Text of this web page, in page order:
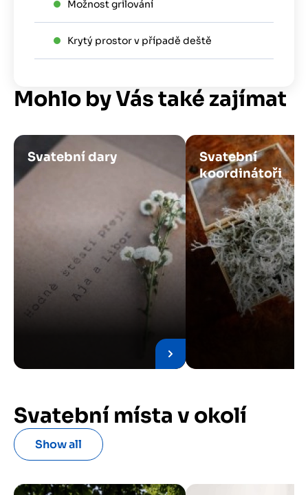
Možnost grilování
Krytý prostor v případě deště
Mohlo by Vás také zajímat
Obrázek
Svatební dary
Obrázek
Svatební
koordinátoři
Svatební místa v okolí
Show all